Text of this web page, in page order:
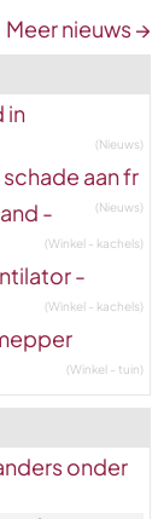
Meer nieuws →
in
(Nieuws)
aan fr
(Nieuws)
-
(Winkel - kachels)
-
(Winkel - kachels)
(Winkel - tuin)
onder